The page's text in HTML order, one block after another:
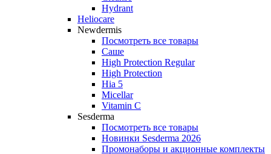
Hydrant
Heliocare
Newdermis
Посмотреть все товары
Саше
High Protection Regular
High Protection
Hia 5
Micellar
Vitamin C
Sesderma
Посмотреть все товары
Новинки Sesderma 2026
Промонаборы и акционные комплекты